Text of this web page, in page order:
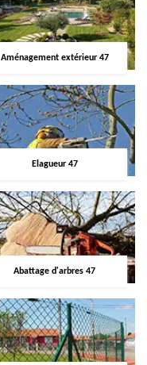
Aménagement extérieur 47
Elagueur 47
Abattage d'arbres 47